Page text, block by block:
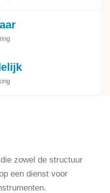
zowel de structuur
een dienst voor